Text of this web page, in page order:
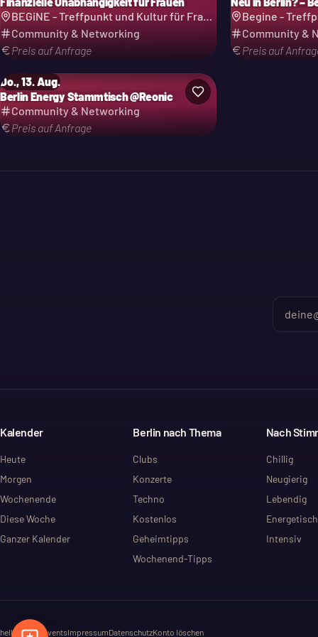
BEGiNE - Treffpunkt und Kultur für Frauen e.V.
Community & Networking
Preis auf Anfrage
Community &
Preis auf
Do., 13. Aug.
Berlin Energy Stammtisch @Reonic
Community & Networking
Preis auf Anfrage
Kalender
Heute
Morgen
Wochenende
Diese Woche
Ganzer Kalender
Berlin nach Thema
Clubs
Konzerte
Techno
Kostenlos
Geheimtipps
Wochenend-Tipps
Nach
Chillig
Neugierig
Lebendig
Energetisch
Intensiv
hello@dayt.eventsImpressumDatenschutzKonto löschen